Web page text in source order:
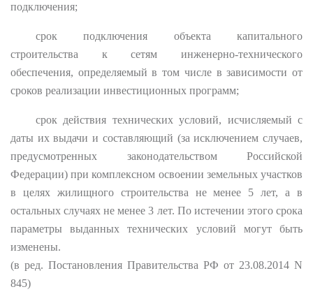
подключения;
срок подключения объекта капитального
строительства к сетям инженерно-технического
обеспечения, определяемый в том числе в зависимости от
сроков реализации инвестиционных программ;
срок действия технических условий, исчисляемый с
даты их выдачи и составляющий (за исключением случаев,
предусмотренных законодательством Российской
Федерации) при комплексном освоении земельных участков
в целях жилищного строительства не менее 5 лет, а в
остальных случаях не менее 3 лет. По истечении этого срока
параметры выданных технических условий могут быть
изменены.
(в ред. Постановления Правительства РФ от 23.08.2014 N
845)